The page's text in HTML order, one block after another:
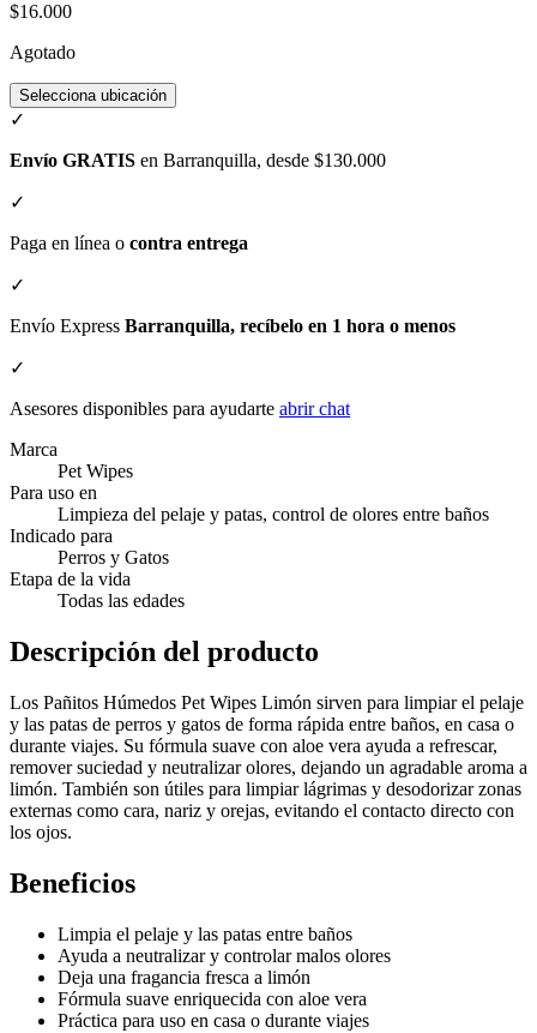
$16.000
Agotado
Selecciona ubicación
✓
Envío GRATIS en Barranquilla, desde $130.000
✓
Paga en línea o contra entrega
✓
Envío Express Barranquilla, recíbelo en 1 hora o menos
✓
Asesores disponibles para ayudarte abrir chat
Marca
Pet Wipes
Para uso en
Limpieza del pelaje y patas, control de olores entre baños
Indicado para
Perros y Gatos
Etapa de la vida
Todas las edades
Descripción del producto
Los Pañitos Húmedos Pet Wipes Limón sirven para limpiar el pelaje
y las patas de perros y gatos de forma rápida entre baños, en casa o
durante viajes. Su fórmula suave con aloe vera ayuda a refrescar,
remover suciedad y neutralizar olores, dejando un agradable aroma a
limón. También son útiles para limpiar lágrimas y desodorizar zonas
externas como cara, nariz y orejas, evitando el contacto directo con
los ojos.
Beneficios
Limpia el pelaje y las patas entre baños
Ayuda a neutralizar y controlar malos olores
Deja una fragancia fresca a limón
Fórmula suave enriquecida con aloe vera
Práctica para uso en casa o durante viajes